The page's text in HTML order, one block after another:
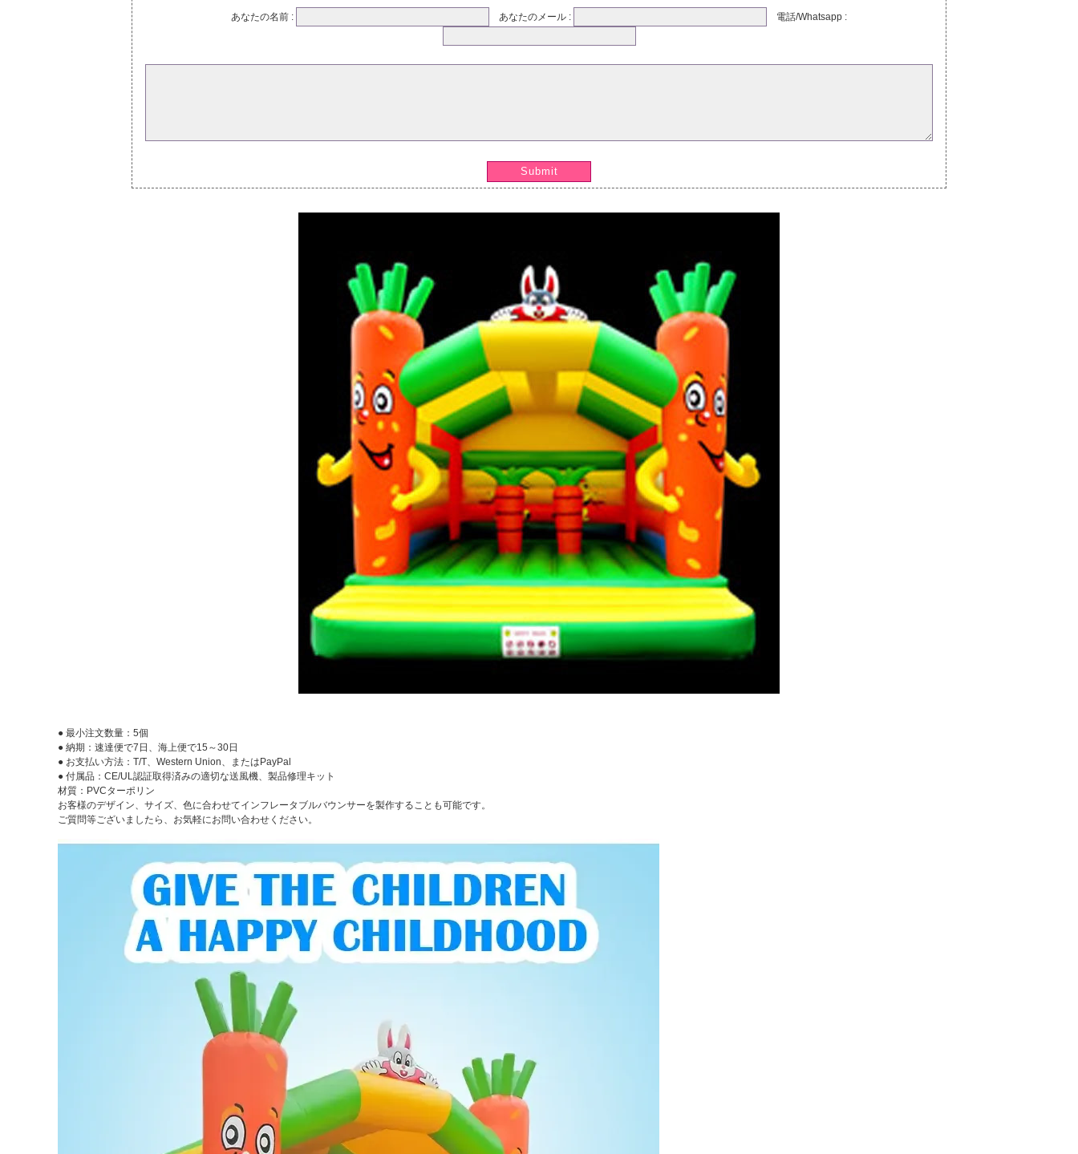
あなたの名前 : あなたのメール : 電話/Whatsapp :
Submit
● 最小注文数量：5個
● 納期：速達便で7日、海上便で15～30日
● お支払い方法：T/T、Western Union、またはPayPal
● 付属品：CE/UL認証取得済みの適切な送風機、製品修理キット
材質：PVCターポリン
お客様のデザイン、サイズ、色に合わせてインフレータブルバウンサーを製作することも可能です。
ご質問等ございましたら、お気軽にお問い合わせください。